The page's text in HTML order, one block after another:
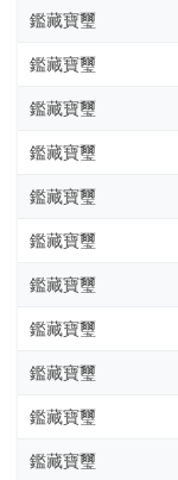
鑑藏寶璽
鑑藏寶璽
鑑藏寶璽
鑑藏寶璽
鑑藏寶璽
鑑藏寶璽
鑑藏寶璽
鑑藏寶璽
鑑藏寶璽
鑑藏寶璽
鑑藏寶璽
具
询
/
Query
字
典
字